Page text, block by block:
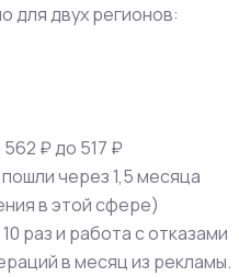
для двух регионов:
₽ до 517 ₽
через 1,5 месяца
в этой сфере)
раз и работа с отказами
в месяц из рекламы.